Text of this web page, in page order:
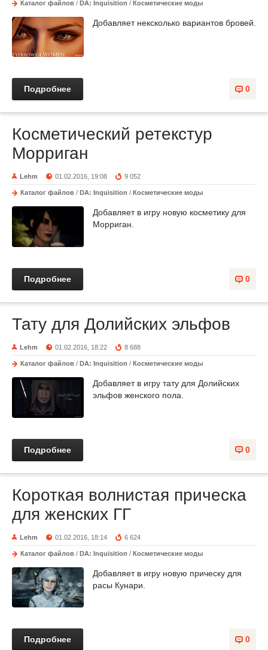
Каталог файлов / DA: Inquisition / Косметические моды
Добавляет нексколько вариантов бровей.
0
Подробнее
Косметический ретекстур
Морриган
Lehm 01.02.2016, 19:08 9 052
Каталог файлов / DA: Inquisition / Косметические моды
Добавляет в игру новую косметику для
Морриган.
0
Подробнее
Тату для Долийских эльфов
Lehm 01.02.2016, 18:22 8 688
Каталог файлов / DA: Inquisition / Косметические моды
Добавляет в игру тату для Долийских
эльфов женского пола.
0
Подробнее
Короткая волнистая прическа
для женских ГГ
Lehm 01.02.2016, 18:14 6 624
Каталог файлов / DA: Inquisition / Косметические моды
Добавляет в игру новую прическу для
расы Кунари.
0
Подробнее